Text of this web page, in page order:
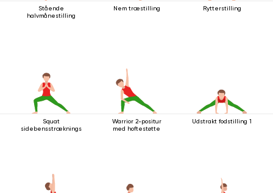
Stående
halvmånestilling
Nem træstilling Rytterstilling
Squat
sidebensstrækningsstilling
Warrior 2-positur
med hoftestøtte
Udstrakt fodstilling 1